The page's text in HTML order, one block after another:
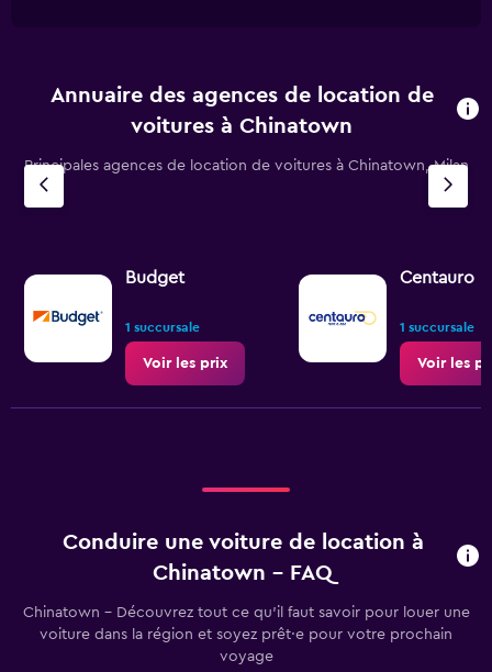
Annuaire des agences de location de
voitures à Chinatown
Principales agences de location de voitures à Chinatown, Milan
Budget
1 succursale
Voir les prix
Centauro
1 succursale
Voir les
Conduire une voiture de location à
Chinatown - FAQ
Chinatown - Découvrez tout ce qu’il faut savoir pour louer une
voiture dans la région et soyez prêt·e pour votre prochain
voyage